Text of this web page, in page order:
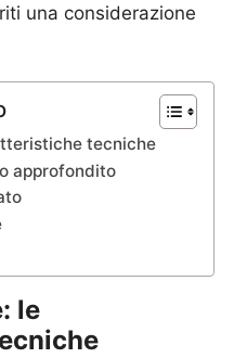
una considerazione
tecniche
approfondito
le